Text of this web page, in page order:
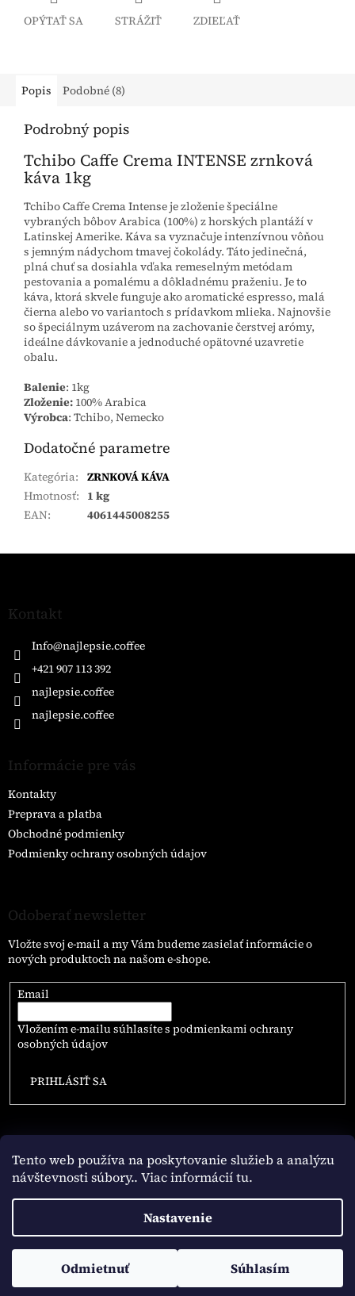
Tento web používa na poskytovanie služieb a analýzu
návštevnosti súbory.. Viac informácií tu.
Nastavenie
Odmietnuť Súhlasím
OPÝTAŤ SA STRÁŽIŤ ZDIEĽAŤ
Popis Podobné (8)
Podrobný popis
Tchibo Caffe Crema INTENSE zrnková
káva 1kg
Tchibo Caffe Crema Intense je zloženie špeciálne
vybraných bôbov Arabica (100%) z horských plantáží v
Latinskej Amerike. Káva sa vyznačuje intenzívnou vôňou
s jemným nádychom tmavej čokolády. Táto jedinečná,
plná chuť sa dosiahla vďaka remeselným metódam
pestovania a pomalému a dôkladnému praženiu. Je to
káva, ktorá skvele funguje ako aromatické espresso, malá
čierna alebo vo variantoch s prídavkom mlieka. Najnovšie
so špeciálnym uzáverom na zachovanie čerstvej arómy,
ideálne dávkovanie a jednoduché opätovné uzavretie
obalu.
Balenie: 1kg
Zloženie: 100% Arabica
Výrobca: Tchibo, Nemecko
Dodatočné parametre
Kategória: ZRNKOVÁ KÁVA
Hmotnosť: 1 kg
EAN: 4061445008255
Z
Kontakt
Info@najlepsie.coffee
+421 907 113 392
najlepsie.coffee
najlepsie.coffee
Informácie pre vás
Kontakty
Preprava a platba
Obchodné podmienky
Podmienky ochrany osobných údajov
Odoberať newsletter
Vložte svoj e-mail a my Vám budeme zasielať informácie o
nových produktoch na našom e-shope.
Email
Vložením e-mailu súhlasíte s podmienkami ochrany
osobných údajov
PRIHLÁSIŤ SA
Copyright 2026NAJLEPSIE.COFFEE. Všetky práva vyhradené.
Upraviť nastavenie cookies